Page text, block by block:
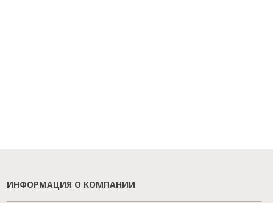
ИНФОРМАЦИЯ О КОМПАНИИ